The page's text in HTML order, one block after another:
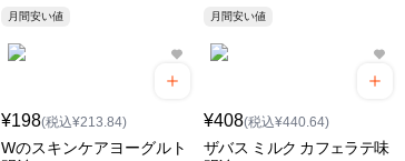
月間安い値 月間安い値
¥198(税込¥213.84)
Wのスキンケアヨーグルト
¥408(税込¥440.64)
ザバス ミルク カフェラテ味